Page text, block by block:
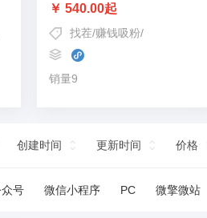
￥ 540.00起
找茬/赚钱吸粉/
销量9
创建时间 更新时间 价格
号 微信小程序 PC 微擎微站